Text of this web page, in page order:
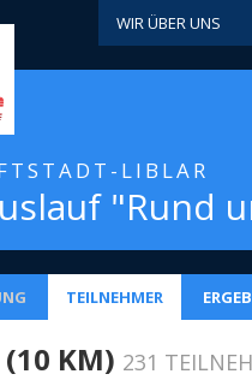
WIR ÜBER UNS
LIBLAR
"Rund
TEILNEHMER
(10 KM) 231